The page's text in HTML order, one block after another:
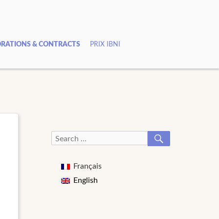
& CONTRACTS PRIX IBNI
Search
Français
English